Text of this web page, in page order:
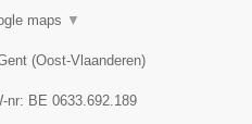
maps ▼
(Oost-Vlaanderen)
nr: BE 0633.692.189